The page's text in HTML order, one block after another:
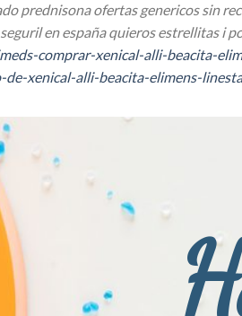
prednisona ofertas genericos sin
en españa quieros estrellitas i
comprar-xenical-alli-beacita-
xenical-alli-beacita-elimens-